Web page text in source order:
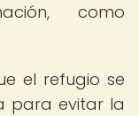
como
el refugio se
para evitar la